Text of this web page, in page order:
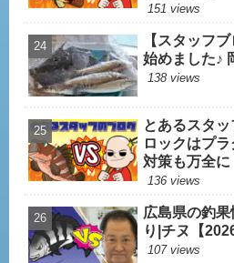
151 views
【スタッフ
始めました♪
138 views
とあるスタ
ロックはプ
対策も万全に
136 views
広島県の釣
り|チヌ【
107 views